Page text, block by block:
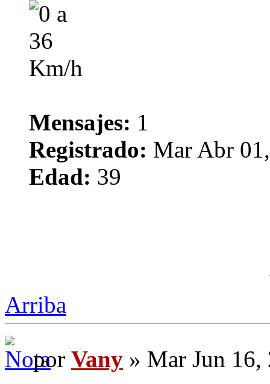
Mensajes: 1
Registrado: Mar Abr
Edad: 39
Arriba
por Vany » Mar Jun